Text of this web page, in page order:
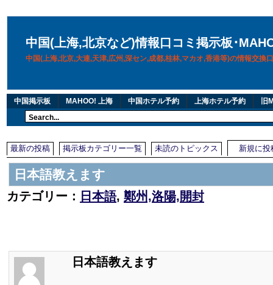
中国(上海,北京など)情報口コミ掲示板･
中国(上海,北京,大連,天津,広州,深セン,成都,桂林,マカオ,香港等)の情報交換
中国掲示板 MAHOO! 上海 中国ホテル予約 上海ホテル予約 旧
最新の投稿 掲示板カテゴリー一覧 未読のトピックス 新規に投
日本語教えます
カテゴリー： 日本語, 鄭州,洛陽,開封
日本語教えます